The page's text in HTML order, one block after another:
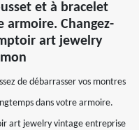
et à bracelet
armoire. Changez-
art jewelry
de débarrasser vos montres
dans votre armoire.
art jewelry vintage entreprise